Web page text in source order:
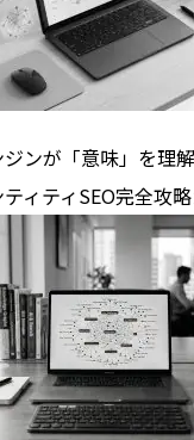
ンが「意味」を理
ィティSEO完全攻